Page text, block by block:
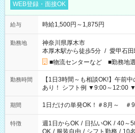
WEB登録・面接OK
給与 時給1,500円～1,875円
勤務地
神奈川県厚木市
本厚木駅から徒歩5分 / 愛甲石
■物流センターなど ■勤務地
勤務時間
【1日3時間～も相談OK!】午前
あり！ シフト例 ▼9:00～12:00
▼18:00～21:00
期間 1日だけの単発OK！＃8月～ ＃9
特徴 週1日からOK / 日払いOK / 40～
OK / 服装自由 / シフト勤務 / 10